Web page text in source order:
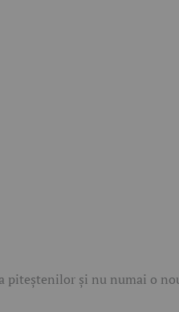
piteștenilor și nu numai o